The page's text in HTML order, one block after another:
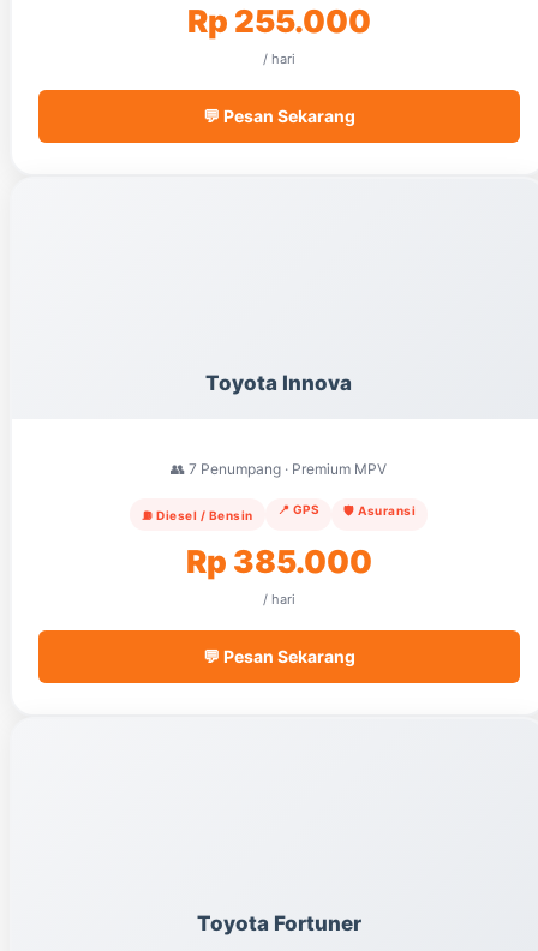
Rp 255.000
/ hari
💬 Pesan Sekarang
Toyota Innova
👥 7 Penumpang · Premium MPV
⛽ Diesel / Bensin 📍 GPS 🛡️ Asuransi
Rp 385.000
/ hari
💬 Pesan Sekarang
Toyota Fortuner